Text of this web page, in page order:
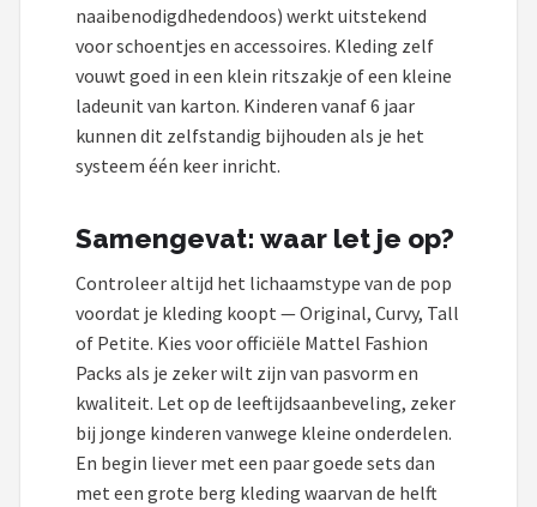
naaibenodigdhedendoos) werkt uitstekend
voor schoentjes en accessoires. Kleding zelf
vouwt goed in een klein ritszakje of een kleine
ladeunit van karton. Kinderen vanaf 6 jaar
kunnen dit zelfstandig bijhouden als je het
systeem één keer inricht.
Samengevat: waar let je op?
Controleer altijd het lichaamstype van de pop
voordat je kleding koopt — Original, Curvy, Tall
of Petite. Kies voor officiële Mattel Fashion
Packs als je zeker wilt zijn van pasvorm en
kwaliteit. Let op de leeftijdsaanbeveling, zeker
bij jonge kinderen vanwege kleine onderdelen.
En begin liever met een paar goede sets dan
met een grote berg kleding waarvan de helft